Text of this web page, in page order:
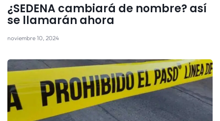
¿SEDENA cambiará de nombre? así
se llamarán ahora
noviembre 10, 2024